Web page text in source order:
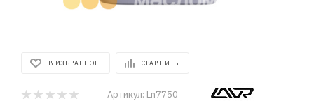
В ИЗБРАННОЕ СРАВНИТЬ
Артикул: Ln7750